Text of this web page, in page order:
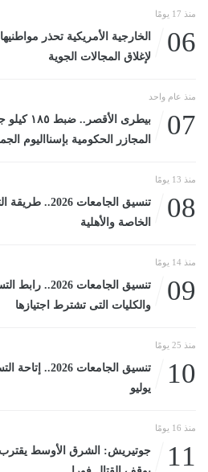
منذ 17 يومًا
06
الخارجية الأمريكية تحذر
لإغلاق المجالات الجوية
منذ عام واحد
07
بيطرى
المجازر الحكومية بإسنااليوم الجمعة، 4 أبريل 2025
منذ 13 يومًا
08
تنسيق
الخاصة والأهلية
منذ 14 يومًا
09
تنسيق الجامعات
والكليات التى تشترط اجتيازها
منذ 25 يومًا
10
يوليو
منذ 16 يومًا
11
جوتيريش: الشرق الأوسط